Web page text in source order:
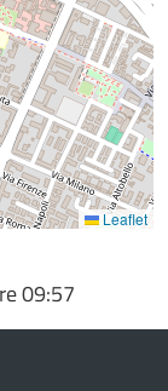
Leaflet
09:57